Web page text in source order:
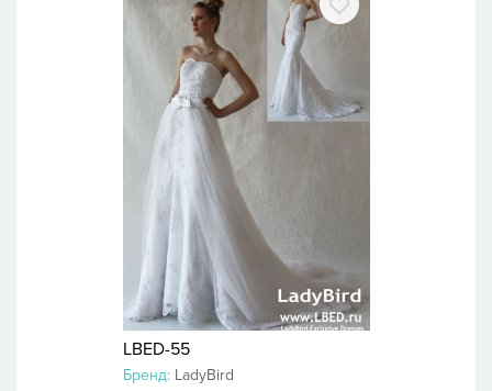
LBED-55
Бренд: LadyBird